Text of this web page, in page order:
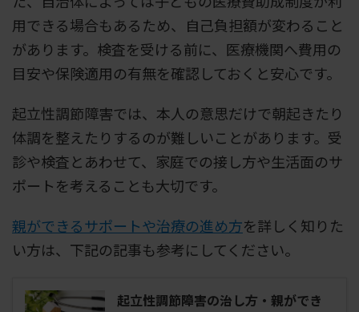
用できる場合もあるため、自己負担額が変わること
があります。検査を受ける前に、医療機関へ費用の
目安や保険適用の有無を確認しておくと安心です。
起立性調節障害では、本人の意思だけで朝起きたり
体調を整えたりするのが難しいことがあります。受
診や検査とあわせて、家庭での接し方や生活面のサ
ポートを考えることも大切です。
親ができるサポートや治療の進め方を詳しく知りた
い方は、下記の記事も参考にしてください。
起立性調節障害の治し方・親ができ